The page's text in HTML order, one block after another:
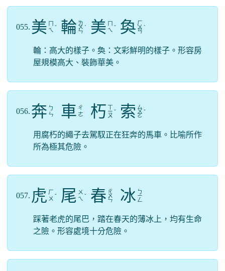
055. 美 ㄟ ˇ 輪 ㄌ
ㄨ
ㄣ
ˊ 美 ㄟ ˇ 奐 ㄏ
ㄨ
ㄢ
ˋ
輪：高大的樣子。奐：文彩鮮明的樣子。形容房
屋規模高大、裝飾華美。
056. 奔 ㄅ
ㄣ
車 ㄔ
ㄜ
朽 ㄧ
ㄡ
ˇ 索 ㄙ
ㄨ
ㄛ
ˇ
用腐朽的繩子去駕馭正在狂奔的馬車。比喻所作
所為極其危險。
057. 虎 ㄏ
ㄨ ˇ 尾 ㄨ
ㄟ ˇ 春 ㄔ
ㄨ
ㄣ 冰 ㄅ
ㄧ
ㄥ
踩著老虎的尾巴，踏在春天的薄冰上，均有生命
之險。形容處境十分危險。